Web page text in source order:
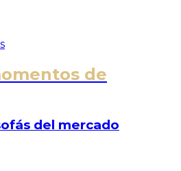
de
del mercado